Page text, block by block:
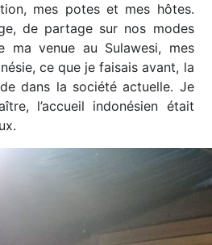
mes potes et mes hôtes.
de partage sur nos modes
ma venue au Sulawesi, mes
ce que je faisais avant, la
dans la société actuelle. Je
l’accueil indonésien était